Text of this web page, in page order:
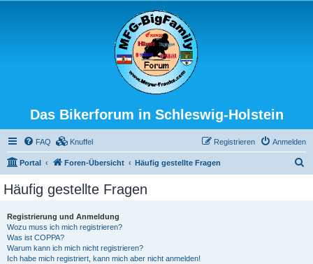
Das Bikerforum in Schleswig-Holstein
FAQ Knuffel Anmelden
Registrieren
Portal Foren-Übersicht Häufig gestellte Fragen
Häufig gestellte Fragen
Registrierung und Anmeldung
Wozu muss ich mich registrieren?
Was ist COPPA?
Warum kann ich mich nicht registrieren?
Ich habe mich registriert, kann mich aber nicht anmelden!